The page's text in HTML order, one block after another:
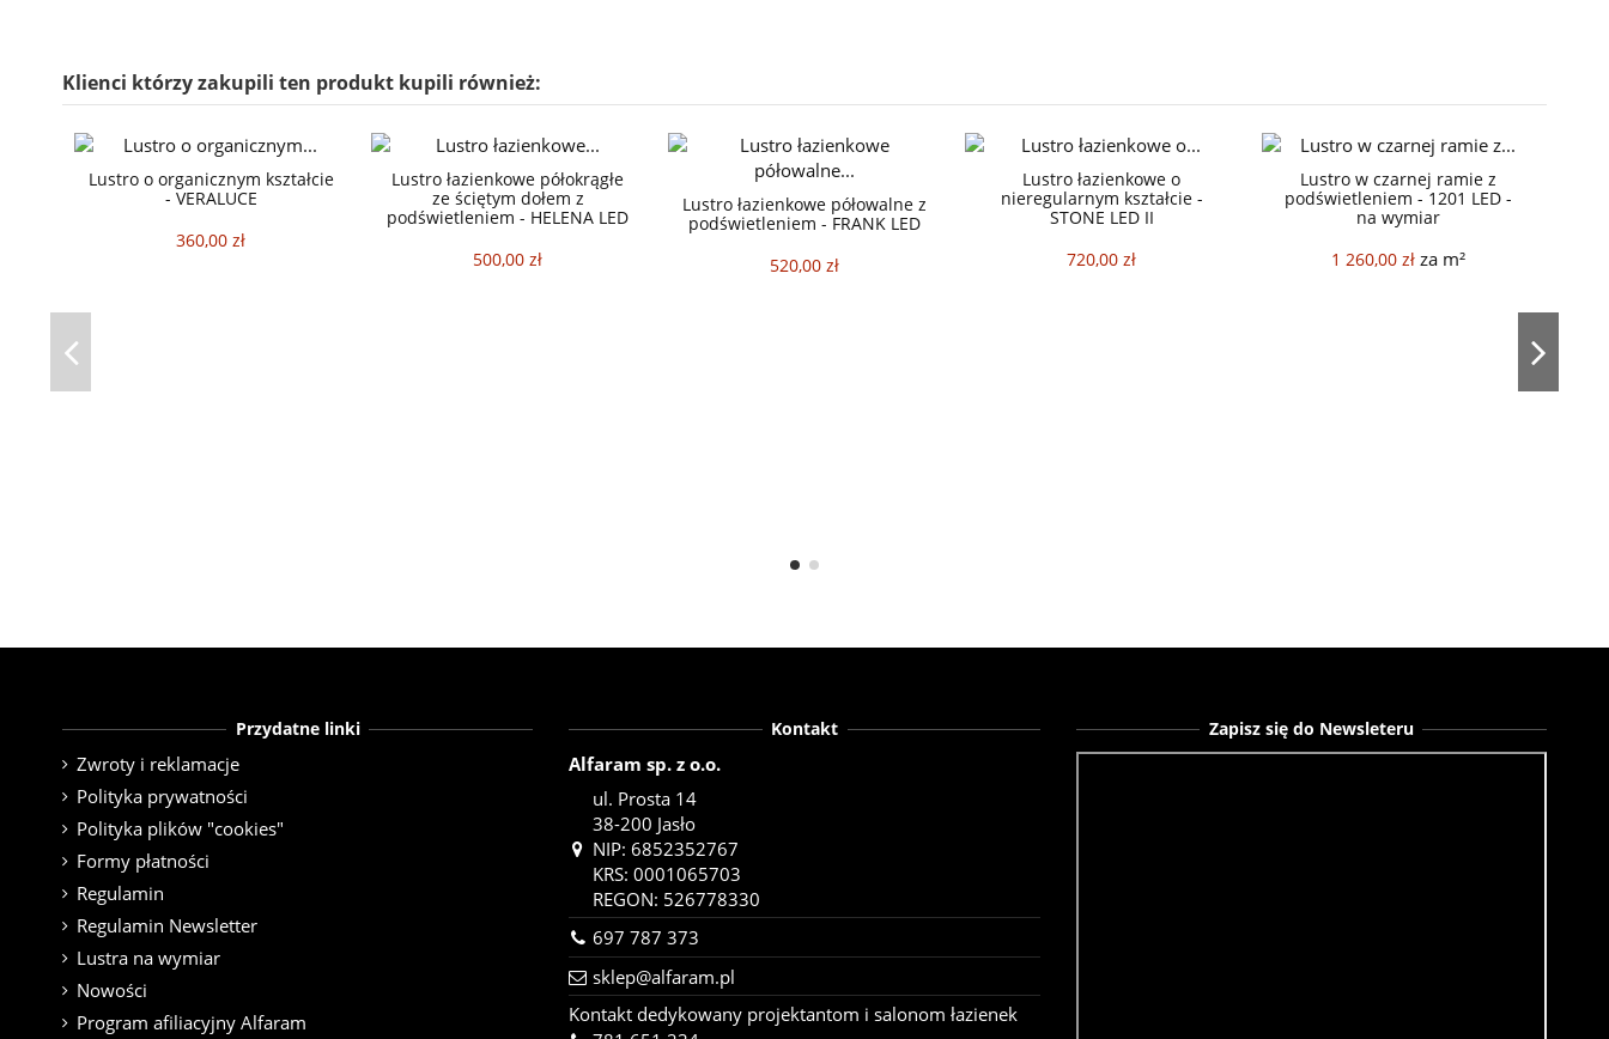
Klienci którzy zakupili ten produkt kupili również:
Lustro o organicznym kształcie
- VERALUCE
360,00 zł
Lustro łazienkowe półokrągłe
ze ściętym dołem z
podświetleniem - HELENA LED
500,00 zł
Lustro łazienkowe półowalne z
podświetleniem - FRANK LED
520,00 zł
Lustro łazienkowe o
nieregularnym kształcie -
STONE LED II
720,00 zł
Lustro w czarnej ramie z
podświetleniem - 1201 LED -
na wymiar
1 260,00 zł za m²
Przydatne linki
Zwroty i reklamacje
Polityka prywatności
Polityka plików "cookies"
Formy płatności
Regulamin
Regulamin Newsletter
Lustra na wymiar
Nowości
Program afiliacyjny Alfaram
Kontakt
Alfaram sp. z o.o.
ul. Prosta 14
38-200 Jasło
NIP: 6852352767
KRS: 0001065703
REGON: 526778330
697 787 373
sklep@alfaram.pl
Kontakt dedykowany projektantom i salonom łazienek
Zapisz się do Newsleteru